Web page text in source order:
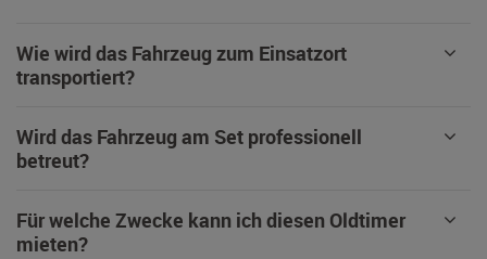
Wie wird das Fahrzeug zum Einsatzort
transportiert?
Wird das Fahrzeug am Set professionell
betreut?
Für welche Zwecke kann ich diesen Oldtimer
mieten?